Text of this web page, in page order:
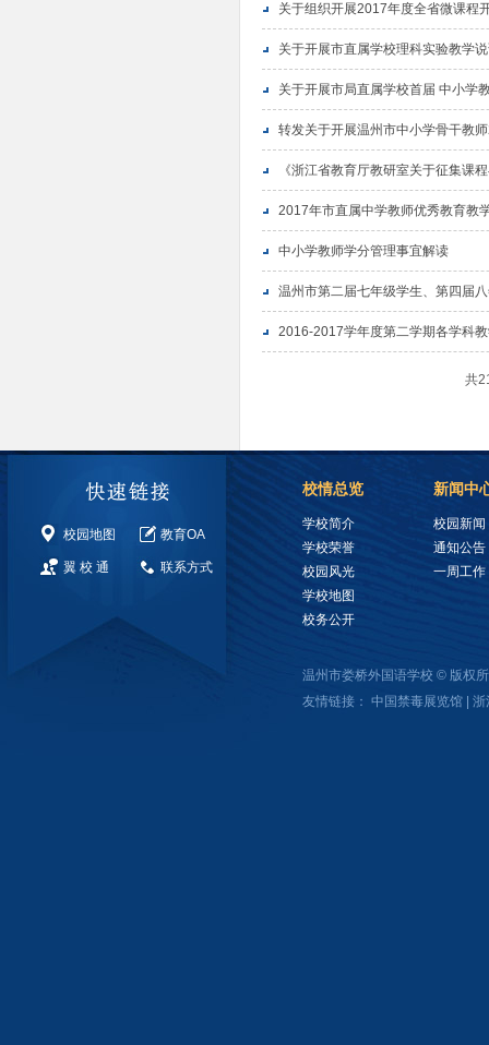
关于组织开展2017年度全省微课程
关于开展市直属学校理科实验教学
关于开展市局直属学校首届 中小学
转发关于开展温州市中小学骨干教
《浙江省教育厅教研室关于征集课
2017年市直属中学教师优秀教育教
中小学教师学分管理事宜解读
温州市第二届七年级学生、第四届
2016-2017学年度第二学期各学科
共
校园地图 教育OA
翼 校 通 联系方式
校情总览
学校简介
学校荣誉
校园风光
学校地图
校务公开
新闻中
校园新闻
通知公告
一周工作
温州市娄桥外国语学校 © 版
友情链接： 中国禁毒展览馆 浙